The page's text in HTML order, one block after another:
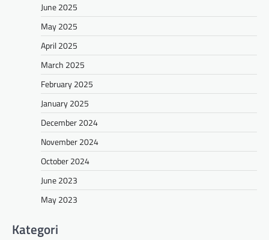
June 2025
May 2025
April 2025
March 2025
February 2025
January 2025
December 2024
November 2024
October 2024
June 2023
May 2023
Kategori